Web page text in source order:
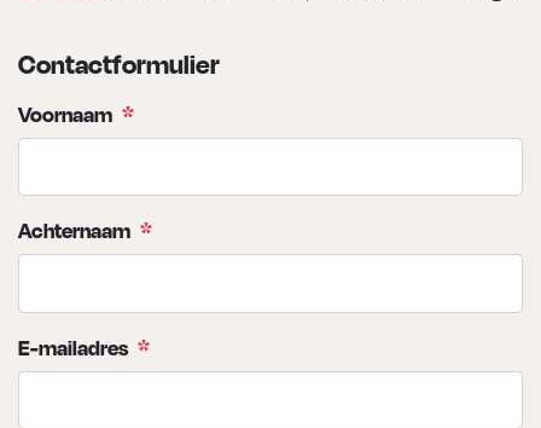
Contactformulier
Voornaam *
Achternaam *
E-mailadres *